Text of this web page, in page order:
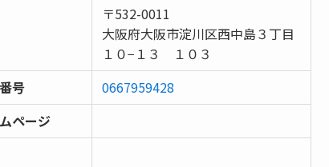
〒532-0011
大阪府大阪市淀川区西中島３丁目
１０−１３ １０３
号
0667959428
ページ